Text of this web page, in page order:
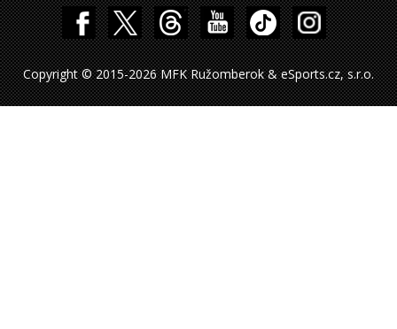
Copyright © 2015-2026 MFK Ružomberok & eSports.cz, s.r.o.